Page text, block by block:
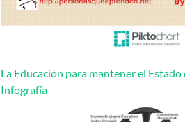
La Educación para mantener el Estado
Infografía